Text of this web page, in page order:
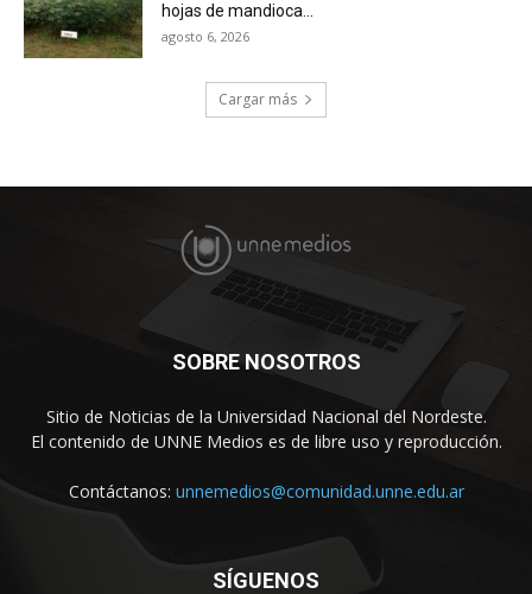
hojas de mandioca...
agosto 6, 2026
Cargar más
SOBRE NOSOTROS
Sitio de Noticias de la Universidad Nacional del Nordeste.
El contenido de UNNE Medios es de libre uso y reproducción.
Contáctanos: unnemedios@comunidad.unne.edu.ar
SÍGUENOS